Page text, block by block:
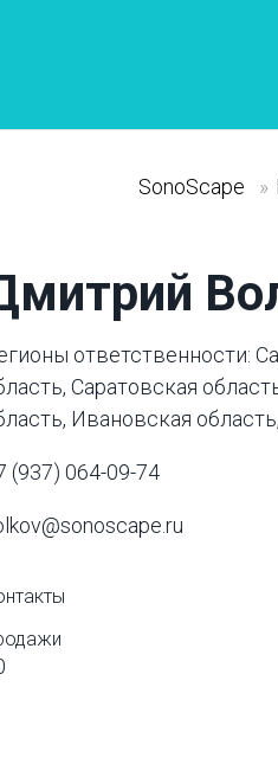
SonoScape »
ответственности:
Саратовская
Ивановская
(937) 064-09-74